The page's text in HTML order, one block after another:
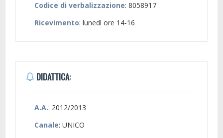
Codice di verbalizzazione: 8058917
Ricevimento: lunedì ore 14-16
DIDATTICA:
A.A.: 2012/2013
Canale: UNICO